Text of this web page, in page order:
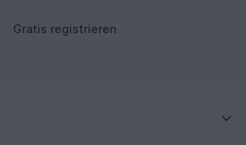
Gratis registrieren